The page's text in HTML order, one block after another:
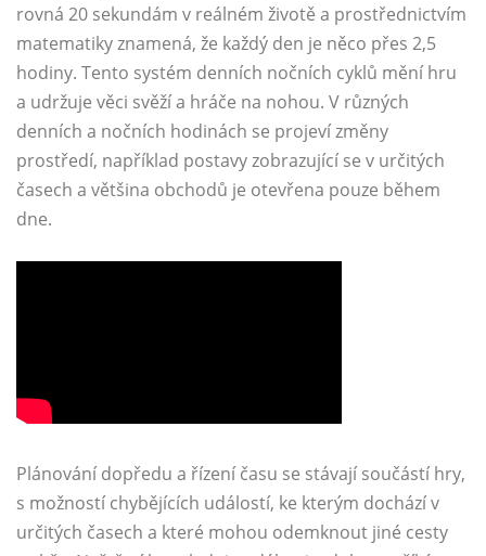
rovná 20 sekundám v reálném životě a prostřednictvím
matematiky znamená, že každý den je něco přes 2,5
hodiny. Tento systém denních nočních cyklů mění hru
a udržuje věci svěží a hráče na nohou. V různých
denních a nočních hodinách se projeví změny
prostředí, například postavy zobrazující se v určitých
časech a většina obchodů je otevřena pouze během
dne.
Plánování dopředu a řízení času se stávají součástí hry,
s možností chybějících událostí, ke kterým dochází v
určitých časech a které mohou odemknout jiné cesty